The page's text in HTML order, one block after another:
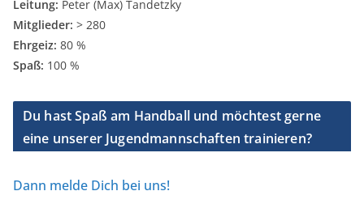
Leitung: Peter (Max) Tandetzky
Mitglieder: > 280
Ehrgeiz: 80 %
Spaß: 100 %
Du hast Spaß am Handball und möchtest gerne
eine unserer Jugendmannschaften trainieren?
Dann melde Dich bei uns!